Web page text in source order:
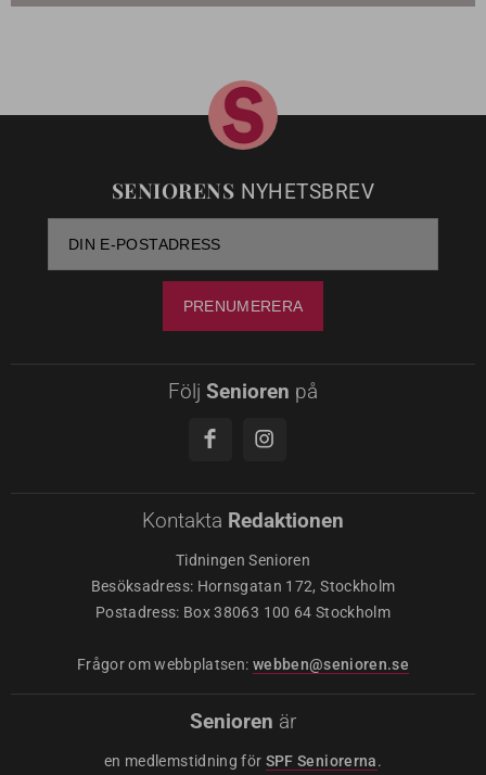
SENIORENS NYHETSBREV
Följ Senioren på
Kontakta Redaktionen
Tidningen Senioren
Besöksadress: Hornsgatan 172, Stockholm
Postadress: Box 38063 100 64 Stockholm
Frågor om webbplatsen: webben@senioren.se
Senioren är
en medlemstidning för SPF Seniorerna.